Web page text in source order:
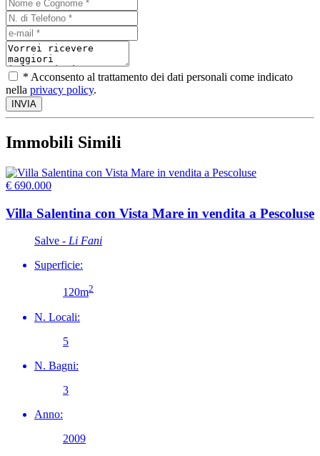
* Acconsento al trattamento dei dati personali come indicato
nella privacy policy.
Immobili Simili
€ 690.000
Villa Salentina con Vista Mare in vendita a Pescoluse
Salve - Li Fani
Superficie:
120m2
N. Locali:
5
N. Bagni:
3
Anno:
2009